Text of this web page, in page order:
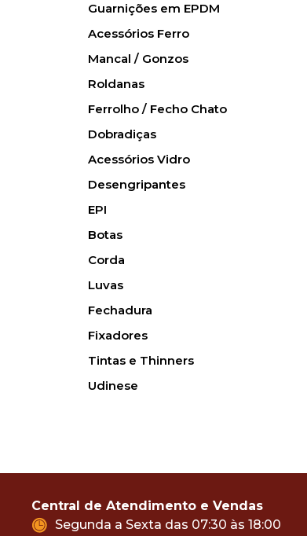
Guarnições em EPDM
Acessórios Ferro
Mancal / Gonzos
Roldanas
Ferrolho / Fecho Chato
Dobradiças
Acessórios Vidro
Desengripantes
EPI
Botas
Corda
Luvas
Fechadura
Fixadores
Tintas e Thinners
Udinese
Central de Atendimento e Vendas
Segunda a Sexta das 07:30 às 18:00